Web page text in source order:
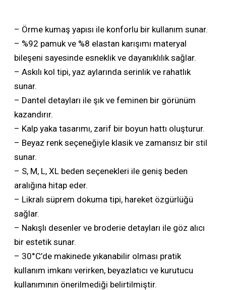
– Örme kumaş yapısı ile konforlu bir kullanım sunar.
– %92 pamuk ve %8 elastan karışımı materyal
bileşeni sayesinde esneklik ve dayanıklılık sağlar.
– Askılı kol tipi, yaz aylarında serinlik ve rahatlık
sunar.
– Dantel detayları ile şık ve feminen bir görünüm
kazandırır.
– Kalp yaka tasarımı, zarif bir boyun hattı oluşturur.
– Beyaz renk seçeneğiyle klasik ve zamansız bir stil
sunar.
– S, M, L, XL beden seçenekleri ile geniş beden
aralığına hitap eder.
– Likralı süprem dokuma tipi, hareket özgürlüğü
sağlar.
– Nakışlı desenler ve broderie detayları ile göz alıcı
bir estetik sunar.
– 30°C’de makinede yıkanabilir olması pratik
kullanım imkanı verirken, beyazlatıcı ve kurutucu
kullanımının önerilmediği belirtilmiştir.